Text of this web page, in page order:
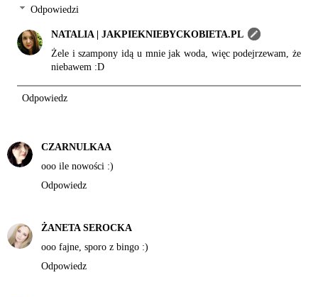
Odpowiedzi
NATALIA | JAKPIEKNIEBYCKOBIETA.PL
Żele i szampony idą u mnie jak woda, więc podejrzewam, że
niebawem :D
Odpowiedz
CZARNULKAA
ooo ile nowości :)
Odpowiedz
ŻANETA SEROCKA
ooo fajne, sporo z bingo :)
Odpowiedz